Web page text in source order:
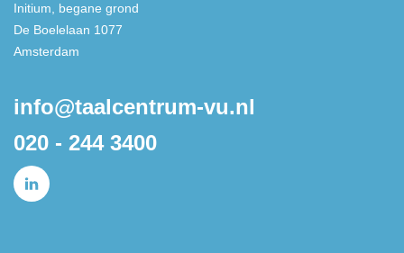
Initium, begane grond
De Boelelaan 1077
Amsterdam
info@taalcentrum-vu.nl
020 - 244 3400